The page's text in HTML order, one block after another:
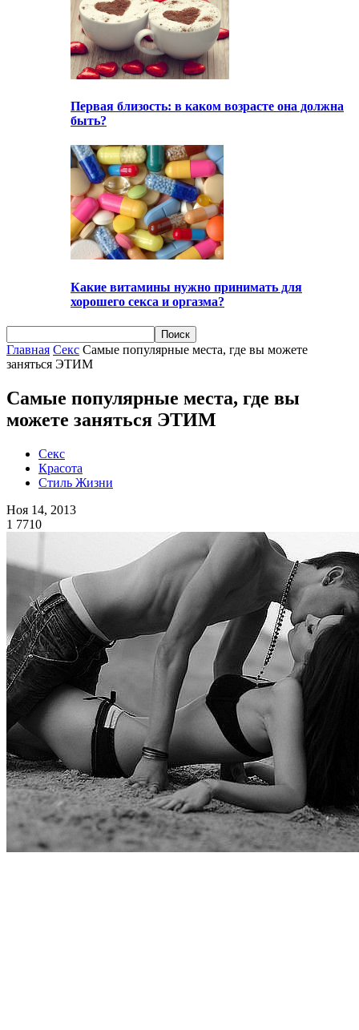
Первая близость: в каком возрасте она должна
быть?
Какие витамины нужно принимать для
хорошего секса и оргазма?
Главная Секс Самые популярные места, где вы можете
заняться ЭТИМ
Самые популярные места, где вы
можете заняться ЭТИМ
Секс
Красота
Стиль Жизни
Ноя 14, 2013
1 7710